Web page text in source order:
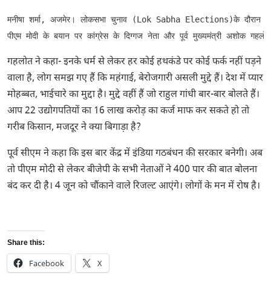
मनीषा शर्मा, अजमेर। लोकसभा चुनाव (Lok Sabha Elections)के दौरान
पीएम मोदी के बयान पर कांग्रेस के दिग्गज नेता और पूर्व मुख्यमंत्री अशोक
गहलोत ने कहा- इनके धर्म से लेकर हर कोई हथकंडे पर कोई फर्क नहीं पड़ने
वाला है, लोग समझ गए हैं कि महंगाई, बेरोजगारी असली मुद्दे हैं। देश में प्यार
मोहब्बत, भाईचारे का मुद्दा है। मुद्दे वहीं हैं जो राहुल गांधी बार-बार बोलते हैं।
आप 22 उद्योगपतियों का 16 लाख करोड़ का कर्ज माफ कर सकते हो तो
गरीब किसान, मजदूर ने क्या बिगाड़ा है?
पूर्व सीएम ने कहा कि इस बार केंद्र में इंडिया गठबंधन की सरकार बनेगी। अब
तो पीएम मोदी से लेकर बीजेपी के सभी नेताओं ने 400 पार की बात बोलना
बंद कर दी है। 4 जून को चौंकाने वाले रिजल्ट आएंगे। लोगों के मन में रोष है।
Share this:
Facebook X